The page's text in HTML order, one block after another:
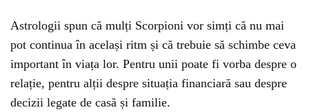
Astrologii spun că mulți Scorpioni vor simți că nu mai
pot continua în același ritm și că trebuie să schimbe ceva
important în viața lor. Pentru unii poate fi vorba despre o
relație, pentru alții despre situația financiară sau despre
decizii legate de casă și familie.